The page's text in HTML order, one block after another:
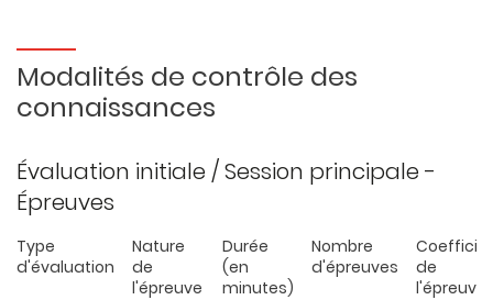
Modalités de contrôle des
connaissances
Évaluation initiale / Session principale -
Épreuves
Type
d'évaluation
Nature
de
l'épreuve
Durée
(en
minutes)
Nombre
d'épreuves
de
l'épreuve